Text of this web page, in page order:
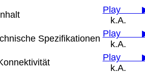
Play
k.A.
Spezifikationen Play
k.A.
Play
k.A.
um bestmögliche
können.
to provide the best possible
Infos